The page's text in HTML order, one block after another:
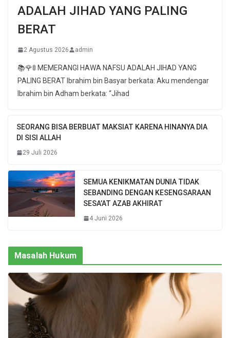
ADALAH JIHAD YANG PALING
BERAT
2 Agustus 2026 admin
📚🌹🚦 MEMERANGI HAWA NAFSU ADALAH JIHAD YANG
PALING BERAT Ibrahim bin Basyar berkata: Aku mendengar
Ibrahim bin Adham berkata: “Jihad
SEORANG BISA BERBUAT MAKSIAT KARENA HINANYA DIA
DI SISI ALLAH
29 Juli 2026
SEMUA KENIKMATAN DUNIA TIDAK
SEBANDING DENGAN KESENGSARAAN
SESA’AT AZAB AKHIRAT
4 Juni 2026
Masalah Hukum